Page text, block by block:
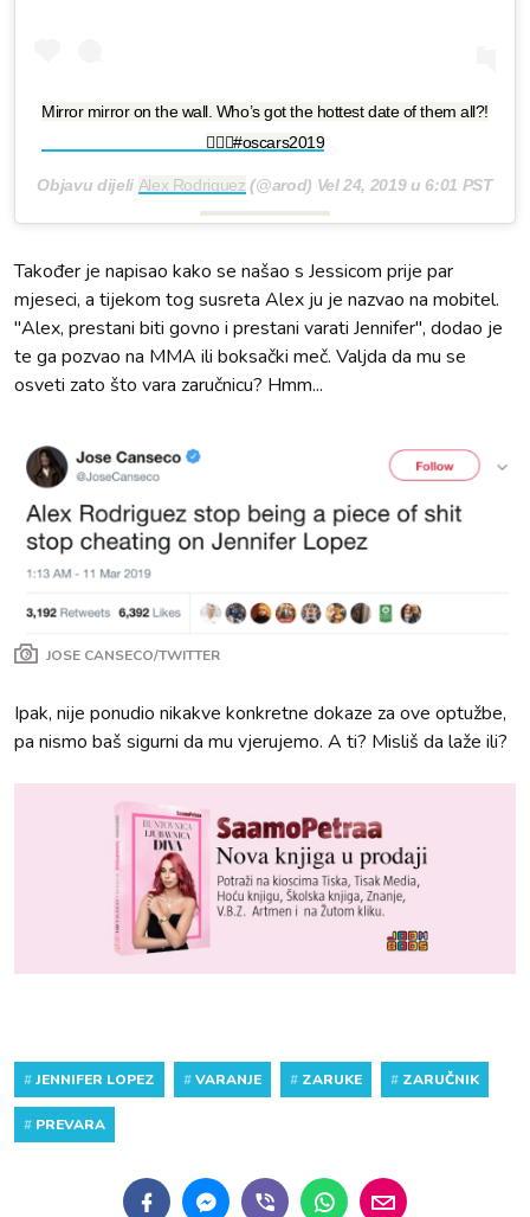
Mirror mirror on the wall. Who’s got the hottest date of them all?!
🙋🏽‍♂️#oscars2019
Objavu dijeli Alex Rodriguez (@arod) Vel 24, 2019 u 6:01 PST
Također je napisao kako se našao s Jessicom prije par
mjeseci, a tijekom tog susreta Alex ju je nazvao na mobitel.
"Alex, prestani biti govno i prestani varati Jennifer", dodao je
te ga pozvao na MMA ili boksački meč. Valjda da mu se
osveti zato što vara zaručnicu? Hmm...
JOSE CANSECO/TWITTER
Ipak, nije ponudio nikakve konkretne dokaze za ove optužbe,
pa nismo baš sigurni da mu vjerujemo. A ti? Misliš da laže ili?
#JENNIFER LOPEZ #VARANJE # ZARUKE # ZARUČNIK
# PREVARA